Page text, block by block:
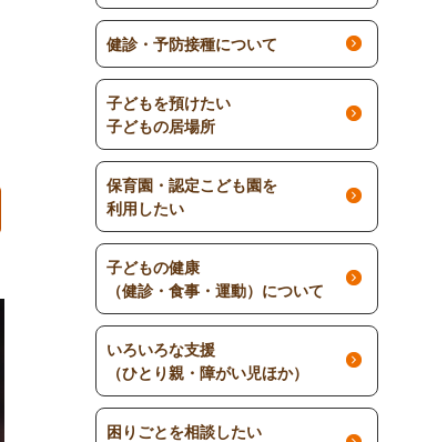
健診・予防接種について
子どもを預けたい
子どもの居場所
保育園・認定こども園を
利用したい
子どもの健康
（健診・食事・運動）について
いろいろな支援
（ひとり親・障がい児ほか）
困りごとを相談したい